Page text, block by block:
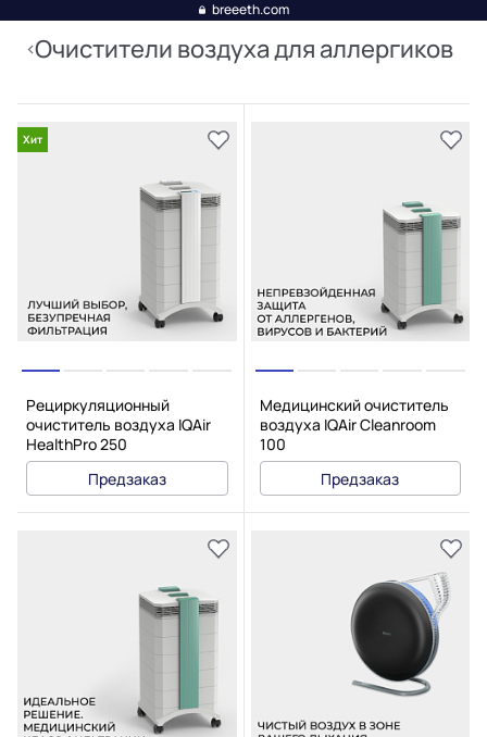
breeeth.com
Очистители воздуха для аллергиков
Хит
Рециркуляционный
очиститель воздуха IQAir
HealthPro 250
Предзаказ
Медицинский очиститель
воздуха IQAir Cleanroom
100
Предзаказ